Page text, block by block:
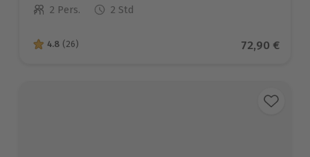
Anzahl der Teilnehmer
2 Pers. 2 Std
4.8 von 5 Sternen basierend auf 26 Bewertungen
4.8 (26) Aktueller
72,90 €